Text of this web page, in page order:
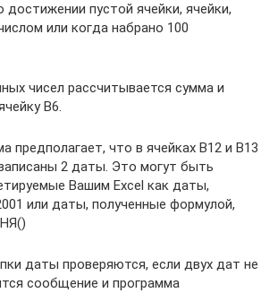
достижении пустой ячейки, ячейки,
или когда набрано 100
чисел рассчитывается сумма и
B6.
предполагает, что в ячейках B12 и B13
2 даты. Это могут быть
Вашим Excel как даты,
или даты, полученные формулой,
даты проверяются, если двух дат не
сообщение и программа